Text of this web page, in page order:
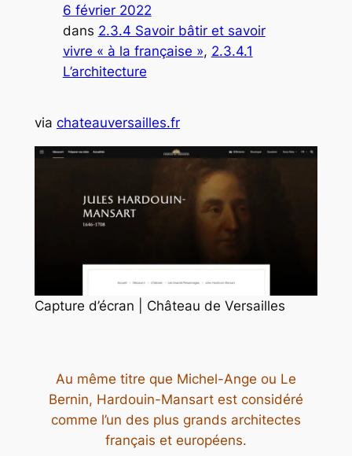
6 février 2022
dans 2.3.4 Savoir bâtir et savoir
vivre « à la française », 2.3.4.1
L’architecture
via chateauversailles.fr
Capture d’écran | Château de Versailles
Au même titre que Michel-Ange ou Le
Bernin, Hardouin-Mansart est considéré
comme l’un des plus grands architectes
français et européens.